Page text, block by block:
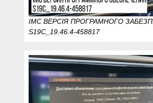
IMC ВЕРСІЯ ПРОГРАМНОГО
S19C_19.46.4-458817